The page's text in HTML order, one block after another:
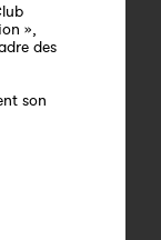
»,
des
son